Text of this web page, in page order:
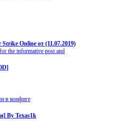
Online от (11.07.2019)
the informative post and
в конфиге
By Texas1k